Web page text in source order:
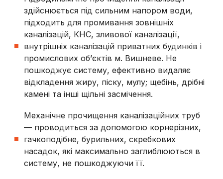
здійснюється під сильним напором води,
підходить для промивання зовнішніх
каналізацій, КНС, зливової каналізації,
внутрішніх каналізацій приватних будинків і
промислових об’єктів м. Вишневе. Не
пошкоджує систему, ефективно видаляє
відкладення жиру, піску, мулу; щебінь, дрібні
камені та інші щільні засмічення.
Механічне прочищення каналізаційних труб
— проводиться за допомогою корнерізних,
гачкоподібне, бурильних, скребкових
насадок, які максимально заглиблюються в
систему, не пошкоджуючи її.